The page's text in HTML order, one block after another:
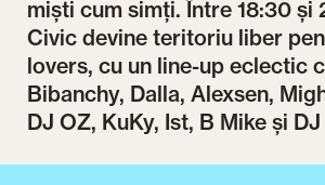
miști cum simți. Între 18:30 și
Civic devine teritoriu liber
lovers, cu un line-up eclectic
Bibanchy, Dalla, Alexsen,
DJ OZ, KuKy, Ist, B Mike și